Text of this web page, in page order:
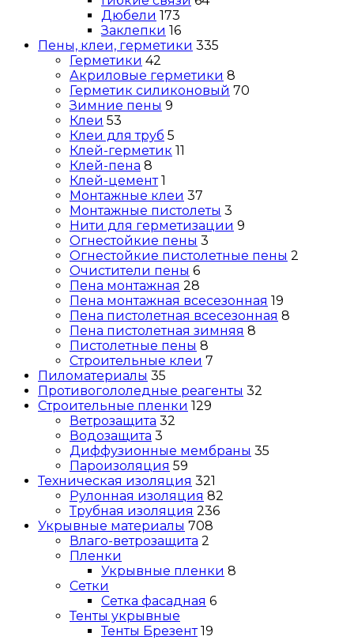
Дюбели 173
Заклепки 16
Пены, клеи, герметики 335
Герметики 42
Акриловые герметики 8
Герметик силиконовый 70
Зимние пены 9
Клеи 53
Клеи для труб 5
Клей-герметик 11
Клей-пена 8
Клей-цемент 1
Монтажные клеи 37
Монтажные пистолеты 3
Нити для герметизации 9
Огнестойкие пены 3
Огнестойкие пистолетные пены 2
Очистители пены 6
Пена монтажная 28
Пена монтажная всесезонная 19
Пена пистолетная всесезонная 8
Пена пистолетная зимняя 8
Пистолетные пены 8
Строительные клеи 7
Пиломатериалы 35
Противогололедные реагенты 32
Строительные пленки 129
Ветрозащита 32
Водозащита 3
Диффузионные мембраны 35
Пароизоляция 59
Техническая изоляция 321
Рулонная изоляция 82
Трубная изоляция 236
Укрывные материалы 708
Влаго-ветрозащита 2
Пленки
Укрывные пленки 8
Сетки
Сетка фасадная 6
Тенты укрывные
Тенты Брезент 19